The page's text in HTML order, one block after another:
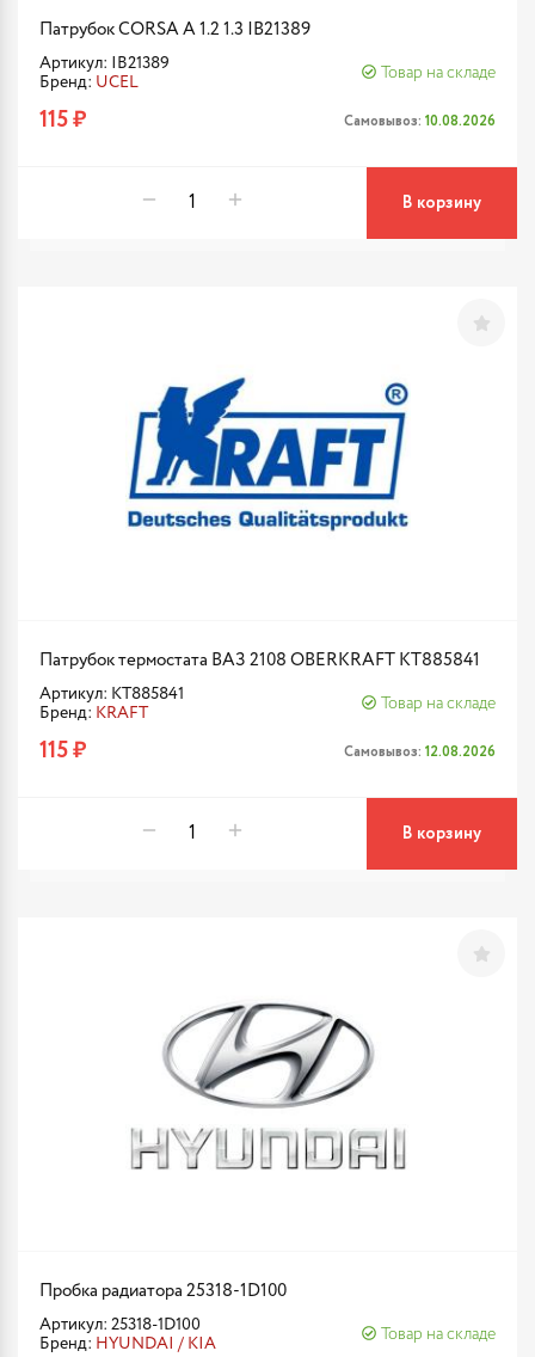
Патрубок CORSA A 1.2 1.3 IB21389
Артикул: IB21389
Бренд: UCEL
Товар на складе
115 ₽ Самовывоз: 10.08.2026
В корзину
Патрубок термостата ВАЗ 2108 OBERKRAFT KT885841
Артикул: KT885841
Бренд: KRAFT
Товар на складе
115 ₽ Самовывоз: 12.08.2026
В корзину
Пробка радиатора 25318-1D100
Артикул: 25318-1D100
Бренд: HYUNDAI / KIA
Товар на складе